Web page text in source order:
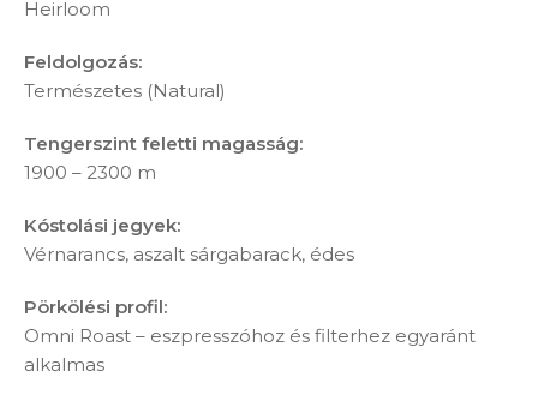
Heirloom
Feldolgozás:
Természetes (Natural)
Tengerszint feletti magasság:
1900 – 2300 m
Kóstolási jegyek:
Vérnarancs, aszalt sárgabarack, édes
Pörkölési profil:
Omni Roast – eszpresszóhoz és filterhez egyaránt
alkalmas